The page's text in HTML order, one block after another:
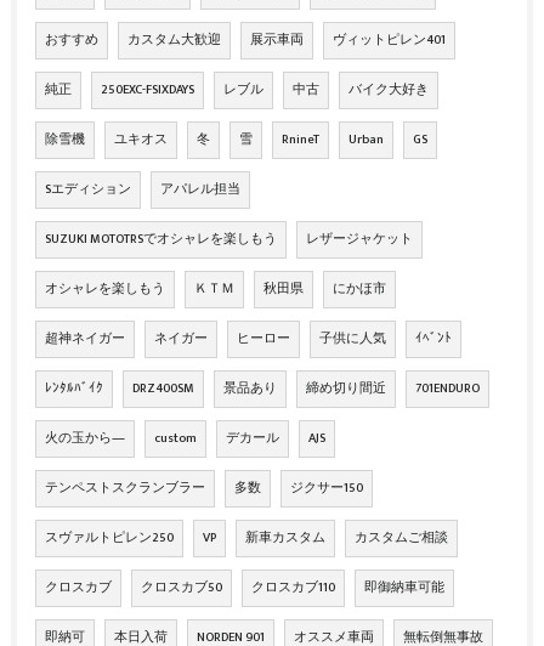
おすすめ カスタム大歓迎 展示車両 ヴィットピレン401
純正 250EXC-FSIXDAYS レブル 中古 バイク大好き
除雪機 ユキオス 冬 雪 RnineT Urban GS
Sエディション アパレル担当
SUZUKI MOTOTRSでオシャレを楽しもう レザージャケット
オシャレを楽しもう ＫＴＭ 秋田県 にかほ市
超神ネイガー ネイガー ヒーロー 子供に人気 ｲﾍﾞﾝﾄ
ﾚﾝﾀﾙﾊﾞｲｸ DRZ400SM 景品あり 締め切り間近 701ENDURO
火の玉から― custom デカール AJS
テンペストスクランブラー 多数 ジクサー150
スヴァルトピレン250 VP 新車カスタム カスタムご相談
クロスカブ クロスカブ50 クロスカブ110 即御納車可能
即納可 本日入荷 NORDEN 901 オススメ車両 無転倒無事故